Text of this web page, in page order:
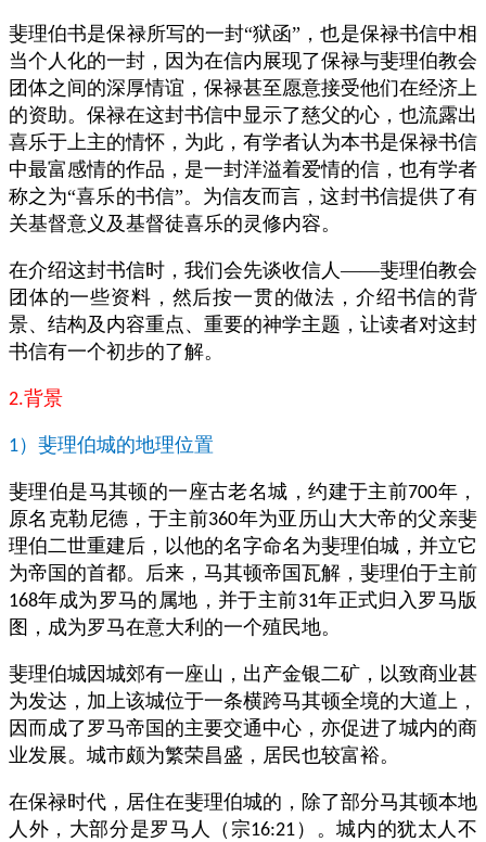
斐理伯书是保禄所写的一封“狱函”，也是保禄书信中相
当个人化的一封，因为在信内展现了保禄与斐理伯教会
团体之间的深厚情谊，保禄甚至愿意接受他们在经济上
的资助。保禄在这封书信中显示了慈父的心，也流露出
喜乐于上主的情怀，为此，有学者认为本书是保禄书信
中最富感情的作品，是一封洋溢着爱情的信，也有学者
称之为“喜乐的书信”。为信友而言，这封书信提供了有
关基督意义及基督徒喜乐的灵修内容。
在介绍这封书信时，我们会先谈收信人——斐理伯教会
团体的一些资料，然后按一贯的做法，介绍书信的背
景、结构及内容重点、重要的神学主题，让读者对这封
书信有一个初步的了解。
2.背景
1）斐理伯城的地理位置
斐理伯是马其顿的一座古老名城，约建于主前700年，
原名克勒尼德，于主前360年为亚历山大大帝的父亲斐
理伯二世重建后，以他的名字命名为斐理伯城，并立它
为帝国的首都。后来，马其顿帝国瓦解，斐理伯于主前
168年成为罗马的属地，并于主前31年正式归入罗马版
图，成为罗马在意大利的一个殖民地。
斐理伯城因城郊有一座山，出产金银二矿，以致商业甚
为发达，加上该城位于一条横跨马其顿全境的大道上，
因而成了罗马帝国的主要交通中心，亦促进了城内的商
业发展。城市颇为繁荣昌盛，居民也较富裕。
在保禄时代，居住在斐理伯城的，除了部分马其顿本地
人外，大部分是罗马人（宗16:21 ）。城内的犹太人不